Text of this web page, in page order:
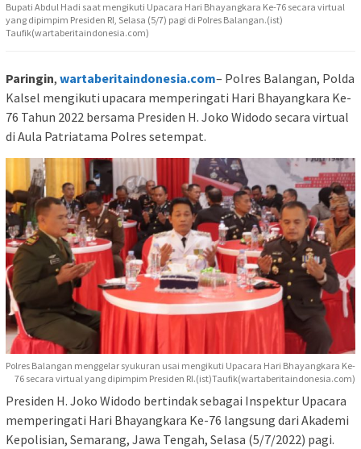
Bupati Abdul Hadi saat mengikuti Upacara Hari Bhayangkara Ke-76 secara virtual
yang dipimpim Presiden RI, Selasa (5/7) pagi di Polres Balangan.(ist)
Taufik(wartaberitaindonesia.com)
Paringin, wartaberitaindonesia.com– Polres Balangan, Polda
Kalsel mengikuti upacara memperingati Hari Bhayangkara Ke-
76 Tahun 2022 bersama Presiden H. Joko Widodo secara virtual
di Aula Patriatama Polres setempat.
Polres Balangan menggelar syukuran usai mengikuti Upacara Hari Bhayangkara Ke-
76 secara virtual yang dipimpim Presiden RI.(ist)Taufik(wartaberitaindonesia.com)
Presiden H. Joko Widodo bertindak sebagai Inspektur Upacara
memperingati Hari Bhayangkara Ke-76 langsung dari Akademi
Kepolisian, Semarang, Jawa Tengah, Selasa (5/7/2022) pagi.